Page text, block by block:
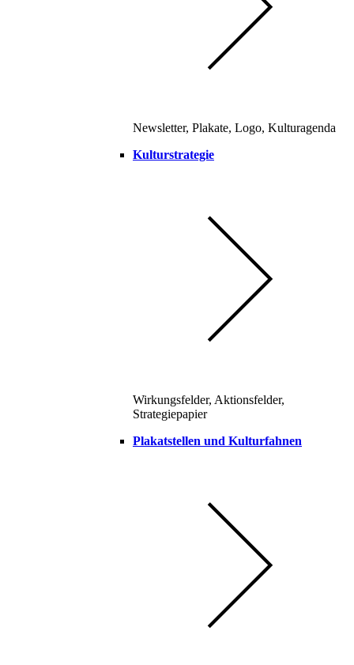
Newsletter, Plakate, Logo, Kulturagenda
Kulturstrategie
Wirkungsfelder, Aktionsfelder,
Strategiepapier
Plakatstellen und Kulturfahnen